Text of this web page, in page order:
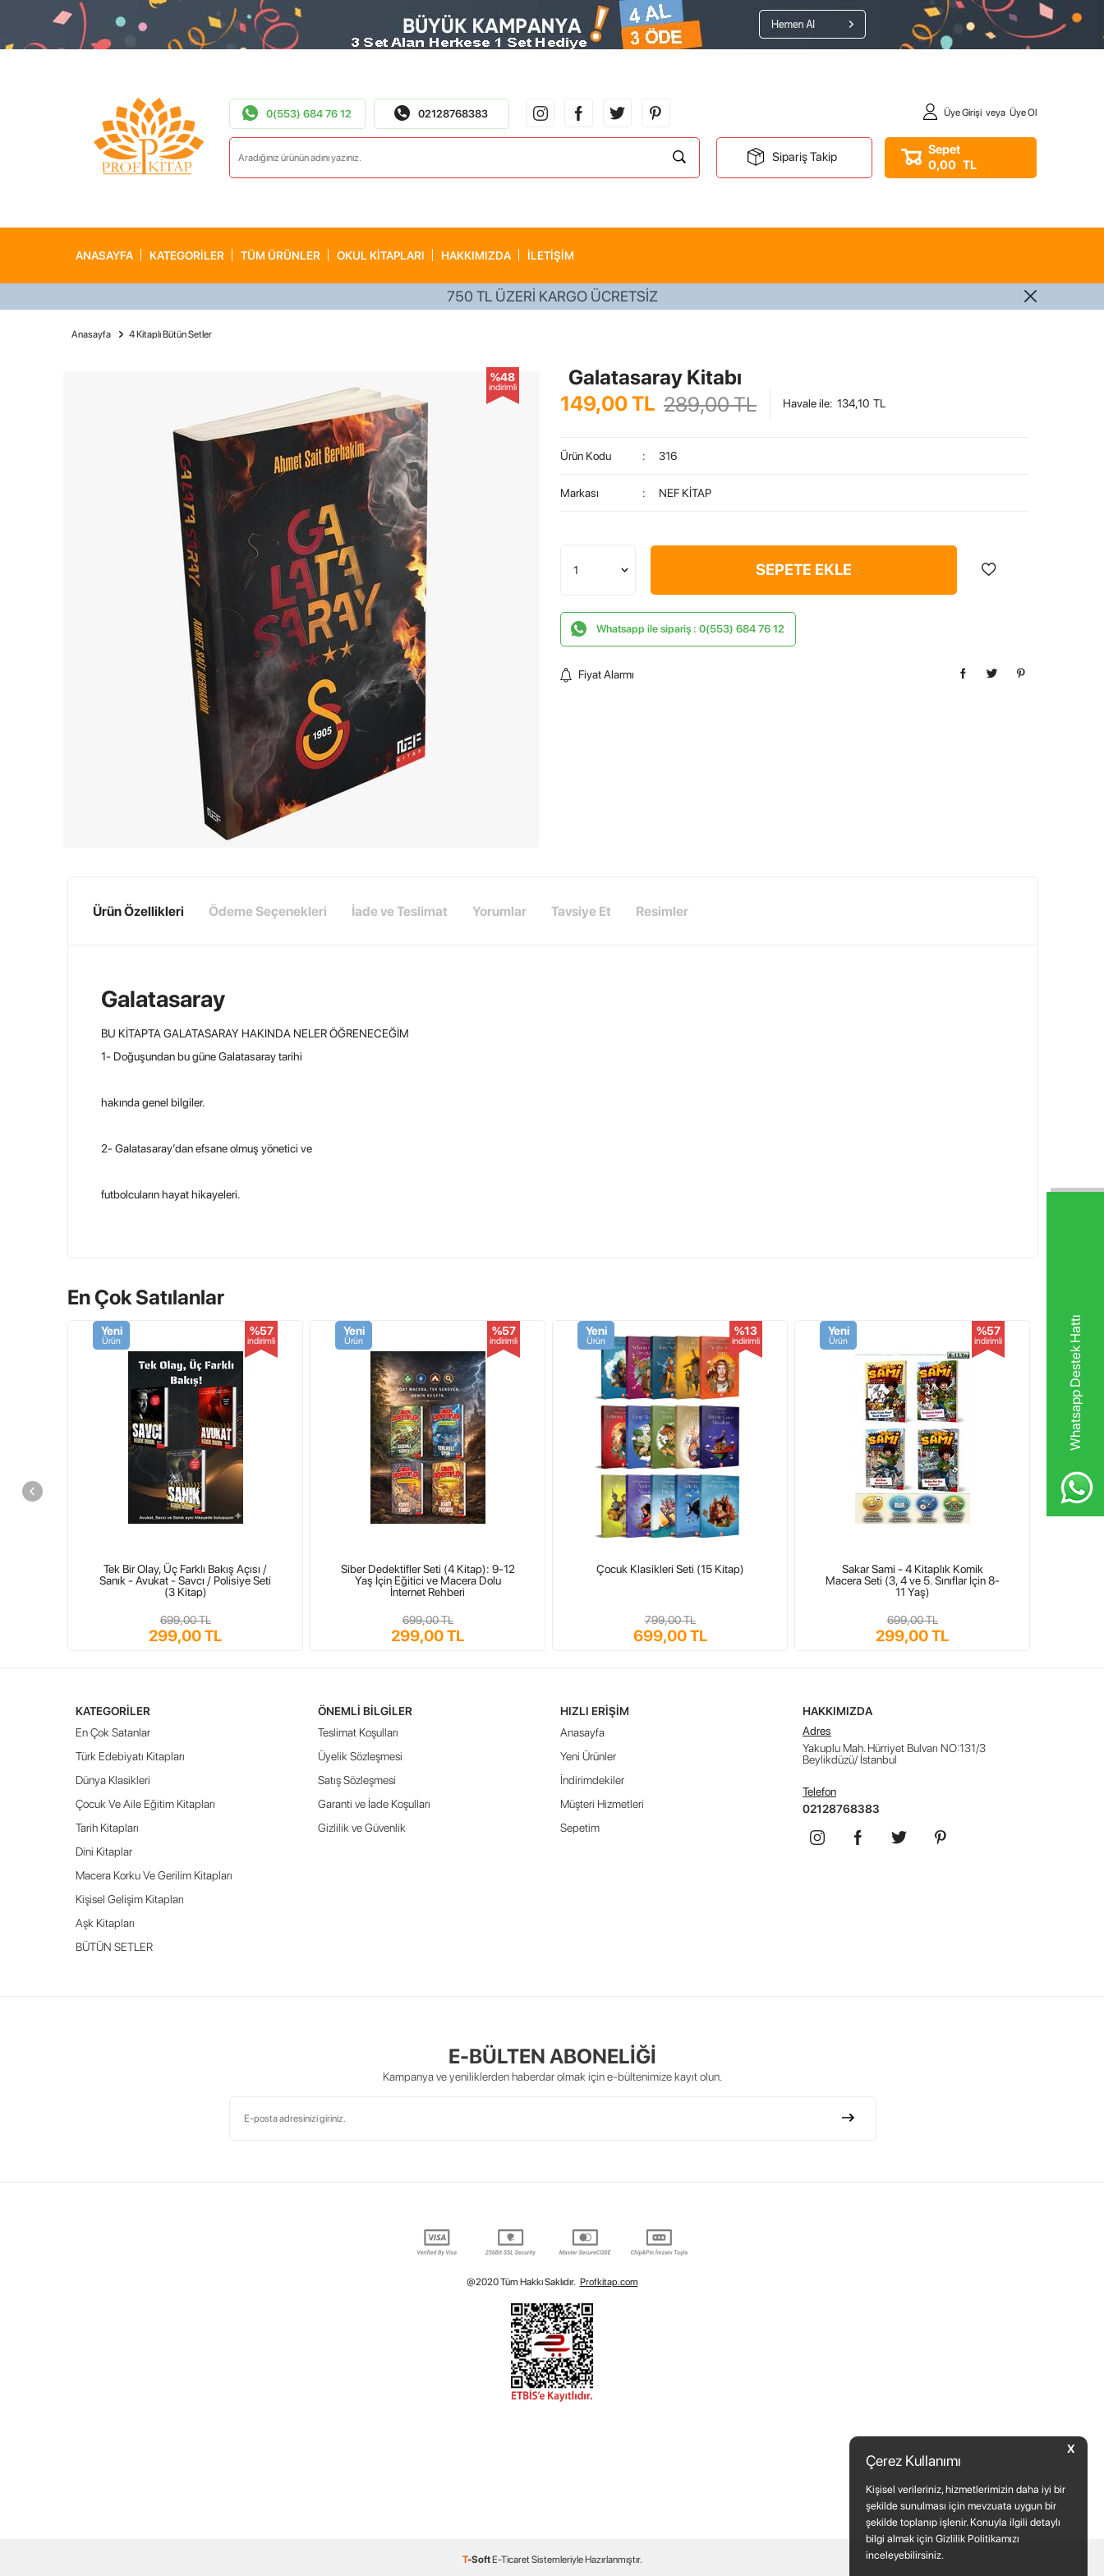
X
Çerez Kullanımı
Kişisel verileriniz, hizmetlerimizin daha iyi bir
şekilde sunulması için mevzuata uygun bir
şekilde toplanıp işlenir. Konuyla ilgili detaylı
bilgi almak için Gizlilik Politikamızı
inceleyebilirsiniz.
Whatsapp Destek Hattı
0(553) 684 76 12 02128768383 Üye Girişi veya Üye Ol
Sipariş Takip
Sepet
0,00 TL
ANASAYFA KATEGORİLER TÜM ÜRÜNLER OKUL KITAPLARI HAKKIMIZDA İLETİŞİM
750 TL ÜZERİ KARGO ÜCRETSİZ
Anasayfa 4 Kitaplı Bütün Setler
%48
indirimli
Galatasaray Kitabı
149,00TL 289,00TL Havale ile: 134,10 TL
Ürün Kodu : 316
Markası : NEF KİTAP
SEPETE EKLE
Whatsapp ile sipariş : 0(553) 684 76 12
Fiyat Alarmı
Ürün Özellikleri Ödeme Seçenekleri İade ve Teslimat Yorumlar Tavsiye Et Resimler
Galatasaray
BU KİTAPTA GALATASARAY HAKINDA NELER ÖĞRENECEĞİM
1- Doğuşundan bu güne Galatasaray tarihi
hakında genel bilgiler.
2- Galatasaray’dan efsane olmuş yönetici ve
futbolcuların hayat hikayeleri.
Kitaplarımızın tamamı orijinal metin ve sıfır kitaplardır.
Kapıda Nakit Ödeme Ve İade Garantili Olarak Kapınıza Kadar Gönderiyoruz.
ROMAN BOY (19,5 / 21-5 )
208 SAYFA
1.KALİTE KİTAP KAĞIDI
İŞLEMELİ KAPAK
Ahmet Sait Berhakim
İletişim Ve Sipariş :
Whatsapp : 0553 684 76 12
Online Sipariş :www.profkitap.com
Ürün Etiketleri
En Çok Satılanlar
%57
indirimli
Yeni
Ürün
Tek Bir Olay, Üç Farklı Bakış Açısı /
Sanık - Avukat - Savcı / Polisiye Seti
(3 Kitap)
699,00 TL
299,00 TL
%57
indirimli
Yeni
Ürün
Siber Dedektifler Seti (4 Kitap): 9-12
Yaş İçin Eğitici ve Macera Dolu
İnternet Rehberi
699,00 TL
299,00 TL
%13
indirimli
Yeni
Ürün
Çocuk Klasikleri Seti (15 Kitap)
799,00 TL
699,00 TL
%57
indirimli
Yeni
Ürün
Sakar Sami - 4 Kitaplık Komik
Macera Seti (3, 4 ve 5. Sınıflar İçin 8-
11 Yaş)
699,00 TL
299,00 TL
Yeni
Ürün
KATEGORILER
En Çok Satanlar
Türk Edebiyatı Kitapları
Dünya Klasikleri
Çocuk Ve Aile Eğitim Kitapları
Tarih Kitapları
Dini Kitaplar
Macera Korku Ve Gerilim Kitapları
Kişisel Gelişim Kitapları
Aşk Kitapları
BÜTÜN SETLER
ÖNEMLI BILGILER
Teslimat Koşulları
Üyelik Sözleşmesi
Satış Sözleşmesi
Garanti ve İade Koşulları
Gizlilik ve Güvenlik
HIZLI ERIŞIM
Anasayfa
Yeni Ürünler
İndirimdekiler
Müşteri Hizmetleri
Sepetim
HAKKIMIZDA
Adres
Yakuplu Mah. Hürriyet Bulvarı NO:131/3
Beylikdüzü/ İstanbul
Telefon
02128768383
E-BÜLTEN ABONELİĞİ
Kampanya ve yeniliklerden haberdar olmak için e-bültenimize kayıt olun.
@2020 Tüm Hakkı Saklıdır. Profkitap.com
T-SoftE-TicaretSistemleriyle Hazırlanmıştır.